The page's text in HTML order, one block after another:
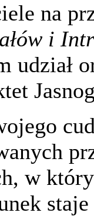
na
i
udział
w